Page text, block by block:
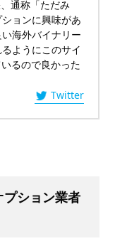
通称「ただみ
ョンに興味があ
海外バイナリー
ようにこのサイ
るので良かった
Twitter
プション業者